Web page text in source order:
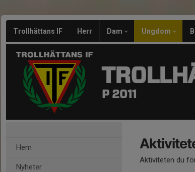
Trollhättans IF Herr Dam Ungdom
P 2011
Hem
Nyheter
Aktiviteten du